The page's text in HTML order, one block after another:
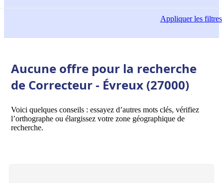
Appliquerles filtres
Aucune offre pour la recherche
de Correcteur - Évreux (27000)
Voici quelques conseils : essayez d’autres mots clés, vérifiez
l’orthographe ou élargissez votre zone géographique de
recherche.